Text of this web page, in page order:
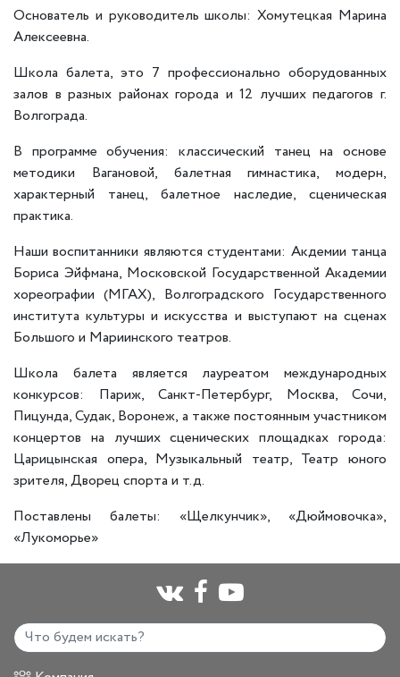
Основатель и руководитель школы: Хомутецкая Марина
Алексеевна.
Школа балета, это 7 профессионально оборудованных
залов в разных районах города и 12 лучших педагогов г.
Волгограда.
В программе обучения: классический танец на основе
методики Вагановой, балетная гимнастика, модерн,
характерный танец, балетное наследие, сценическая
практика.
Наши воспитанники являются студентами: Акдемии танца
Бориса Эйфмана, Московской Государственной Академии
хореографии (МГАХ), Волгоградского Государственного
института культуры и искусства и выступают на сценах
Большого и Мариинского театров.
Школа балета является лауреатом международных
конкурсов: Париж, Санкт-Петербург, Москва, Сочи,
Пицунда, Судак, Воронеж, а также постоянным участником
концертов на лучших сценических площадках города:
Царицынская опера, Музыкальный театр, Театр юного
зрителя, Дворец спорта и т.д.
Поставлены балеты: «Щелкунчик», «Дюймовочка»,
«Лукоморье»